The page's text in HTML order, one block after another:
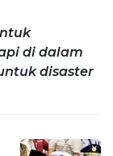
di dalam
disaster